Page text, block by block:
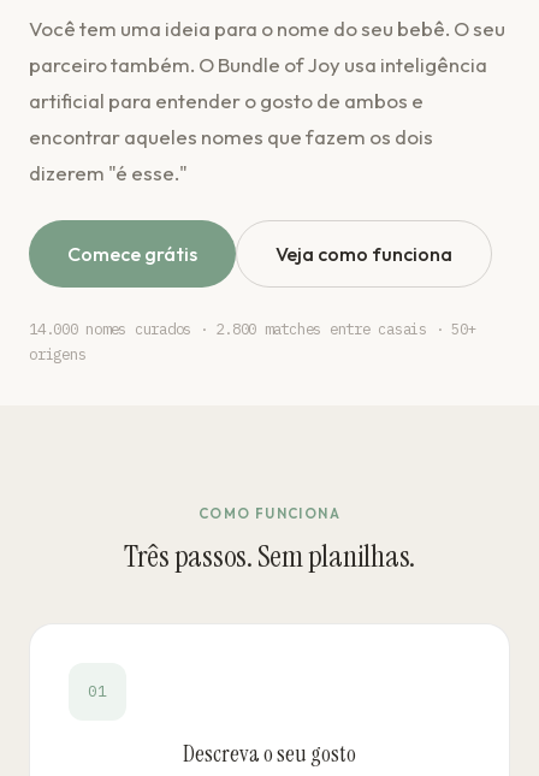
Você tem uma ideia para o nome do seu bebê. O seu
parceiro também. O Bundle of Joy usa inteligência
artificial para entender o gosto de ambos e
encontrar aqueles nomes que fazem os dois
dizerem "é esse."
Comece grátis Veja como funciona
14.000 nomes curados · 2.800 matches entre casais · 50+
origens
COMO FUNCIONA
Três passos. Sem planilhas.
01
Descreva o seu gosto